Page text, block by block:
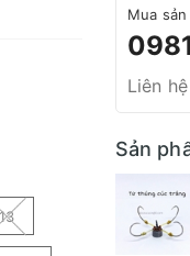
13
Mua
Liên hệ
Sản